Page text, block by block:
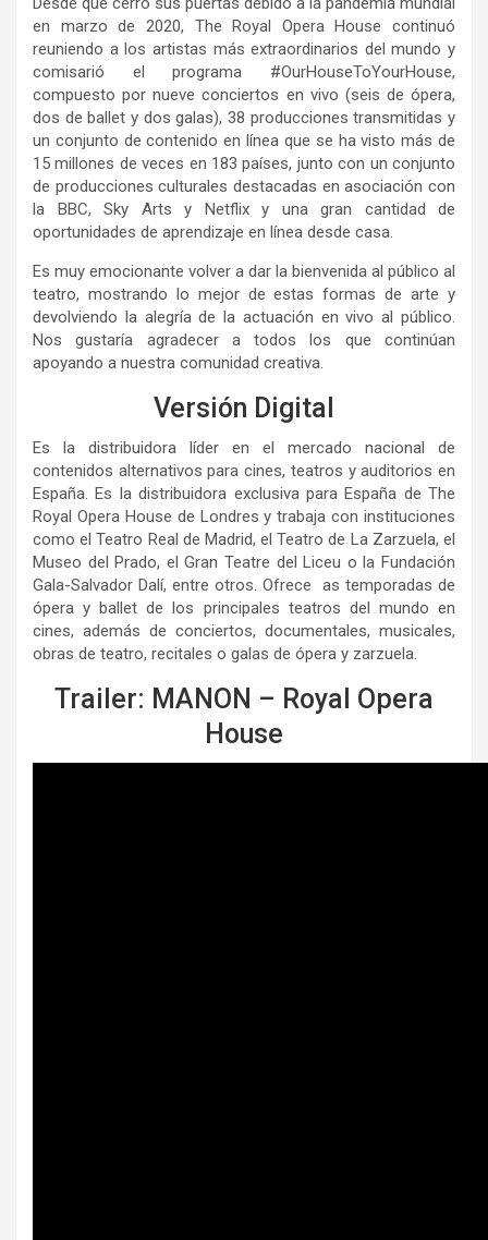
en marzo de 2020, The Royal Opera House continuó
reuniendo a los artistas más extraordinarios del mundo y
comisarió el programa #OurHouseToYourHouse,
compuesto por nueve conciertos en vivo (seis de ópera,
dos de ballet y dos galas), 38 producciones transmitidas y
un conjunto de contenido en línea que se ha visto más de
15 millones de veces en 183 países, junto con un conjunto
de producciones culturales destacadas en asociación con
la BBC, Sky Arts y Netflix y una gran cantidad de
oportunidades de aprendizaje en línea desde casa.
Es muy emocionante volver a dar la bienvenida al público al
teatro, mostrando lo mejor de estas formas de arte y
devolviendo la alegría de la actuación en vivo al público.
Nos gustaría agradecer a todos los que continúan
apoyando a nuestra comunidad creativa.
Versión Digital
Es la distribuidora líder en el mercado nacional de
contenidos alternativos para cines, teatros y auditorios en
España. Es la distribuidora exclusiva para España de The
Royal Opera House de Londres y trabaja con instituciones
como el Teatro Real de Madrid, el Teatro de La Zarzuela, el
Museo del Prado, el Gran Teatre del Liceu o la Fundación
Gala-Salvador Dalí, entre otros. Ofrece as temporadas de
ópera y ballet de los principales teatros del mundo en
cines, además de conciertos, documentales, musicales,
obras de teatro, recitales o galas de ópera y zarzuela.
Trailer: MANON – Royal Opera
House